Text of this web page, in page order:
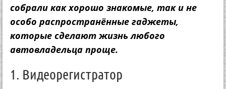
собрали как хорошо знакомые, так и не
особо распространённые гаджеты,
которые сделают жизнь любого
автовладельца проще.
1. Видеорегистратор